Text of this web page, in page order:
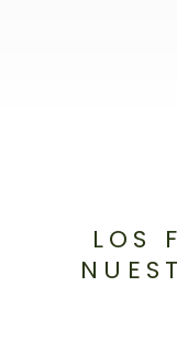
LOS